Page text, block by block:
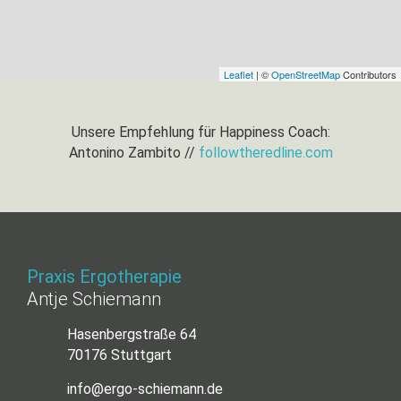
Leaflet | ©OpenStreetMapContributors
Unsere Empfehlung für Happiness Coach:
Antonino Zambito // followtheredline.com
Praxis Ergotherapie
Antje Schiemann
Hasenbergstraße 64
70176 Stuttgart
info@ergo-schiemann.de